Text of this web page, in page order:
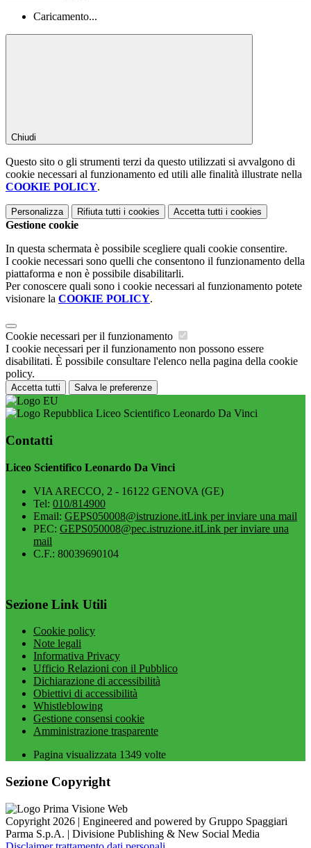
Caricamento...
Chiudi
Questo sito o gli strumenti terzi da questo utilizzati si avvalgono di
cookie necessari al funzionamento ed utili alle finalità illustrate nella
COOKIE POLICY.
Personalizza Rifiuta tutti i cookies Accetta tutti i cookies
Gestione cookie
In questa schermata è possibile scegliere quali cookie consentire.
I cookie necessari sono quelli che consentono il funzionamento della
piattaforma e non è possibile disabilitarli.
Per conoscere quali sono i cookie necessari al funzionamento potete
visionare la COOKIE POLICY.
Cookie necessari per il funzionamento
I cookie necessari per il funzionamento non possono essere
disabilitati. È possibile consultare l'elenco nella pagina della cookie
policy.
Accetta tutti Salva le preferenze
Liceo Scientifico Leonardo Da Vinci
Contatti
Liceo Scientifico Leonardo Da Vinci
VIA ARECCO, 2 - 16122 GENOVA (GE)
Tel: 010/814900
Email: GEPS050008@istruzione.itLink per inviare una mail
PEC: GEPS050008@pec.istruzione.itLink per inviare una
mail
C.F.: 80039690104
Sezione Link Utili
Cookie policy
Note legali
Informativa Privacy
Ufficio Relazioni con il Pubblico
Dichiarazione di accessibilità
Obiettivi di accessibilità
Whistleblowing
Gestione consensi cookie
Amministrazione trasparente
Pagina visualizzata 1349 volte
Sezione Copyright
Copyright 2026 | Engineered and powered by Gruppo Spaggiari
Parma S.p.A. | Divisione Publishing & New Social Media